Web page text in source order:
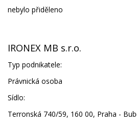
nebylo přiděleno
IRONEX MB s.r.o.
Typ podnikatele:
Právnická osoba
Sídlo:
Terronská 740/59, 160 00, Praha -